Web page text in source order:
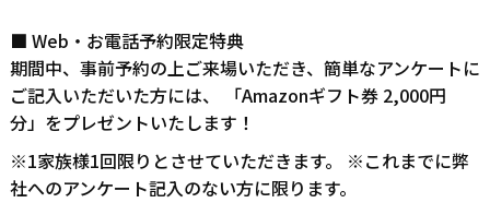
■ Web・お電話予約限定特典
期間中、事前予約の上ご来場いただき、簡単なアンケートに
ご記入いただいた方には、 「Amazonギフト券 2,000円
分」をプレゼントいたします！
※1家族様1回限りとさせていただきます。 ※これまでに弊
社へのアンケート記入のない方に限ります。